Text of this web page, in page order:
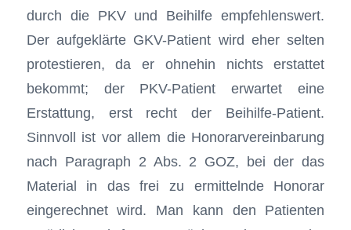
durch die PKV und Beihilfe empfehlenswert.
Der aufgeklärte GKV-Patient wird eher selten
protestieren, da er ohnehin nichts erstattet
bekommt; der PKV-Patient erwartet eine
Erstattung, erst recht der Beihilfe-Patient.
Sinnvoll ist vor allem die Honorarvereinbarung
nach Paragraph 2 Abs. 2 GOZ, bei der das
Material in das frei zu ermittelnde Honorar
eingerechnet wird. Man kann den Patienten